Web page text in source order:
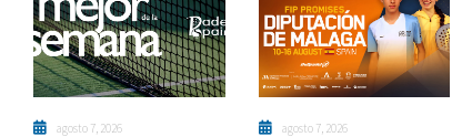
agosto 7, 2026 agosto 7, 2026